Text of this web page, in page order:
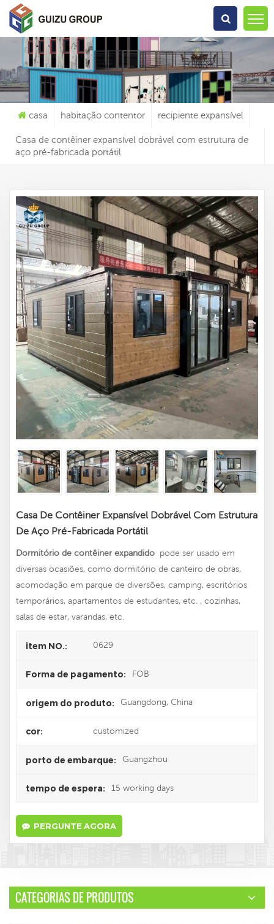
O Que Você Está Procurando?
casa habitação contentor recipiente expansível
Casa de contêiner expansível dobrável com estrutura de
aço pré-fabricada portátil
Casa De Contêiner Expansível Dobrável Com Estrutura
De Aço Pré-Fabricada Portátil
Dormitório de contêiner expandido pode ser usado em
diversas ocasiões, como dormitório de canteiro de obras,
acomodação em parque de diversões, camping, escritórios
temporários, apartamentos de estudantes, etc. , cozinhas,
salas de estar, varandas, etc.
item NO.: 0629
Forma de pagamento: FOB
origem do produto: Guangdong, China
cor: customized
porto de embarque: Guangzhou
tempo de espera: 15 working days
PERGUNTE AGORA
CATEGORIAS DE PRODUTOS